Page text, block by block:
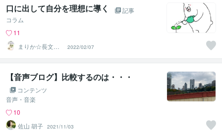
口に出して自分を理想に導く
記事
コラム
11
まりか☆長文歓
迎！HSPの休憩
所
2022/02/07
【音声ブログ】比較するのは・・・
コンテンツ
音声・音楽
10
佐山 胡子 2021/11/03